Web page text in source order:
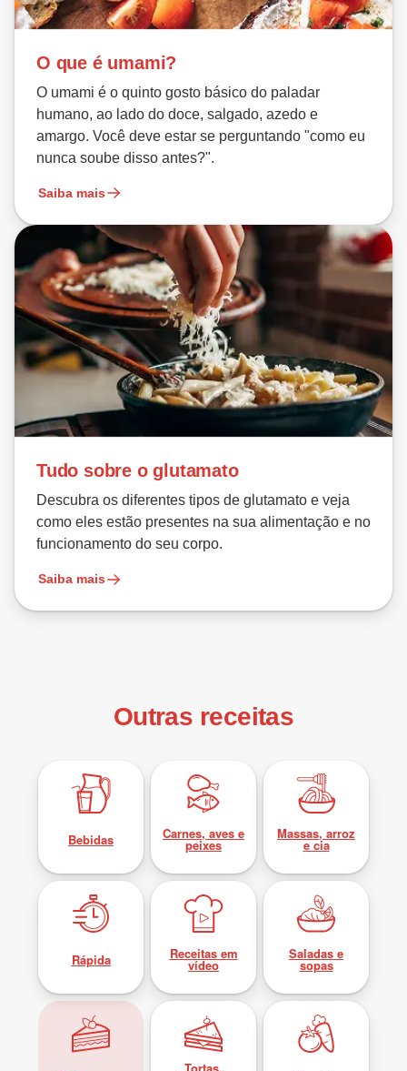
O que é umami?
O umami é o quinto gosto básico do paladar
humano, ao lado do doce, salgado, azedo e
amargo. Você deve estar se perguntando "como eu
nunca soube disso antes?".
Saiba mais
Tudo sobre o glutamato
Descubra os diferentes tipos de glutamato e veja
como eles estão presentes na sua alimentação e no
funcionamento do seu corpo.
Saiba mais
Outras receitas
Bebidas Carnes, aves e
peixes
Massas, arroz
e cia
Rápida Receitas em
vídeo
Saladas e
sopas